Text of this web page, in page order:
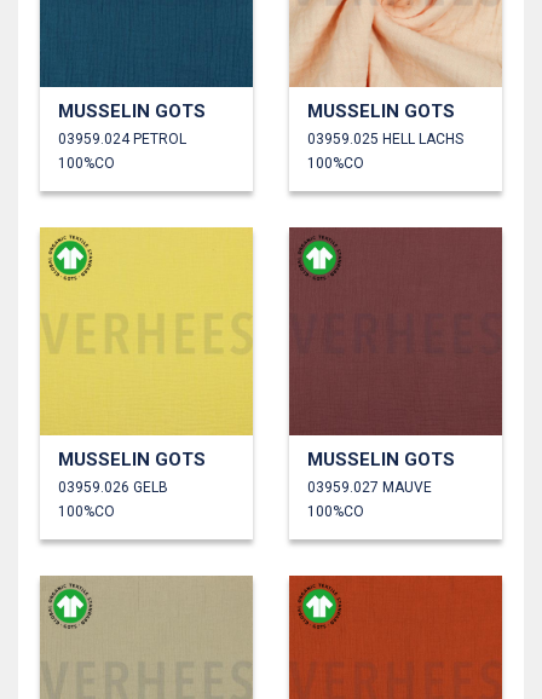
MUSSELIN GOTS
03959.024 PETROL
100%CO
MUSSELIN GOTS
03959.025 HELL LACHS
100%CO
MUSSELIN GOTS
03959.026 GELB
100%CO
MUSSELIN GOTS
03959.027 MAUVE
100%CO